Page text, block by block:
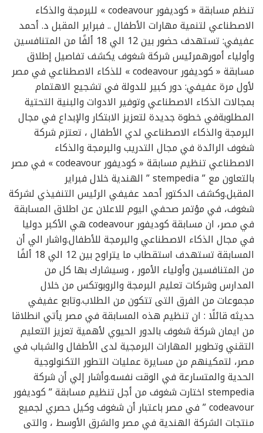
تنظم مسابقة « كوديفور codeavour » للبرمجة والذكاء
الاصطناعي لتنمية مهارات الأطفال .. فبراير المقبل د. أحمد
عفيفي: تستهدف حضور بين 12 الي 18 ألفًا من المتنافسين
وأولياء أمورهمرئيس شركة شغوف يكشف تفاصيل إطلاق
مسابقة « كوديفور codeavour » للذكاء الاصطناعي في مصر
لأول مرة عفيفي: دور كبير للدولة في تشجيع الاهتمام
بمجالات الذكاء الاصطناعي وتوفير الادوات والبنية التحتية
المطلوبةفي خطوة جديدة لتعزيز الابتكار والإبداع في مجال
البرمجة والذكاء الاصطناعي لدي الأطفال ، تعتزم شركة
شغوف الرائدة في مجال التدريب والبرمجة والذكاء
الاصطناعي تنظيم مسابقة « كوديفور codeavour » في مصر
بالتعاون مع ” stempedia ” الهندية خلال فبراير
المقبل.وكشف الدكتور أحمد عفيفي الرئيس التنفيذي لشركة
شغوف، في مؤتمر صحفي اليوم للاعلان عن اطلاق المسابقة
في مصر، ان مسابقة كوديفور codeavour هي الأكبر دوليا
في مجال الذكاء الاصطناعي والبرمجة للأطفال.واشار الي أن
المسابقة تستهدف استقطاب ما يتراوح بين 12 الي 18 ألفًا
من المتنافسين وأولياء الأمور ، وسيشارك بها كل من
المدارس وشركات تعليم البرمجة والروبوتكس من خلال
مجموعات من الفرق التى تتكون من الطلاب.وتابع عفيفي
حديثه قائلًا : ان تنظيم هذه المسابقة في مصر يأتي انطلاقا
من ايمان شركة شغوف بالدور الحيوي لأهمية تعزيز التعليم
التقني وتطوير المهارات البرمجية لدى الأطفال والشباب في
مصر، لتمكينهم من مسايرة عمليات التطور التكنولوجية
الحدية والمتسارعة في الوقت نفسه.وأشار إلي أن شركة
stempedia اختارت شغوف من أجل تنظيم مسابقة ” كوديفور
codeavour ” في مصر باعتبار أن شغوف وكيل حصري لجميع
منتجات الشركة الهندية في مصر والشرق الأوسط ، والتى